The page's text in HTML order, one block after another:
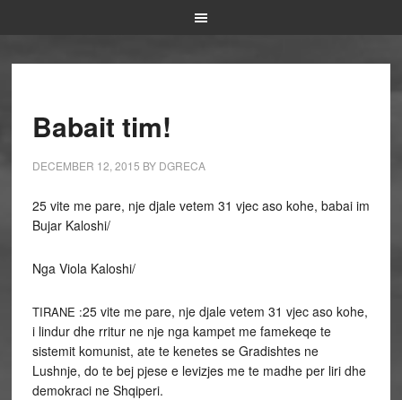
Babait tim!
DECEMBER 12, 2015 BY DGRECA
25 vite me pare, nje djale vetem 31 vjec aso kohe, babai im
Bujar Kaloshi/
Nga Viola Kaloshi/
TIRANE :25 vite me pare, nje djale vetem 31 vjec aso kohe,
i lindur dhe rritur ne nje nga kampet me famekeqe te
sistemit komunist, ate te kenetes se Gradishtes ne
Lushnje, do te bej pjese e levizjes me te madhe per liri dhe
demokraci ne Shqiperi.